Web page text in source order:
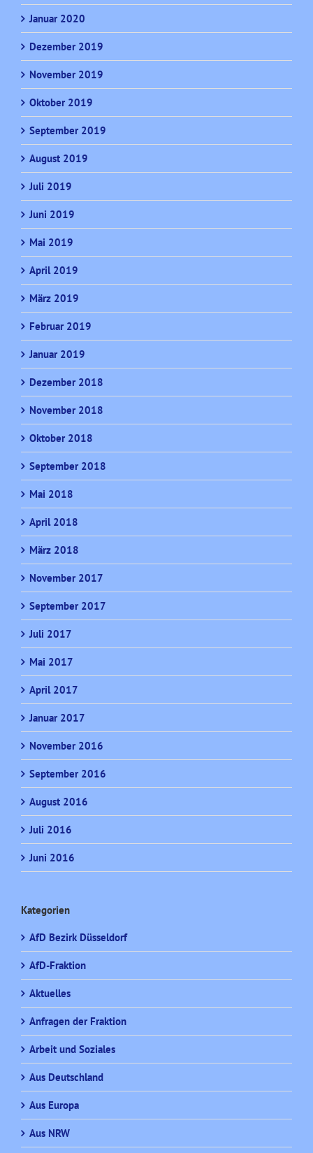
Januar 2020
Dezember 2019
November 2019
Oktober 2019
September 2019
August 2019
Juli 2019
Juni 2019
Mai 2019
April 2019
März 2019
Februar 2019
Januar 2019
Dezember 2018
November 2018
Oktober 2018
September 2018
Mai 2018
April 2018
März 2018
November 2017
September 2017
Juli 2017
Mai 2017
April 2017
Januar 2017
November 2016
September 2016
August 2016
Juli 2016
Juni 2016
Kategorien
AfD Bezirk Düsseldorf
AfD-Fraktion
Aktuelles
Anfragen der Fraktion
Arbeit und Soziales
Aus Deutschland
Aus Europa
Aus NRW